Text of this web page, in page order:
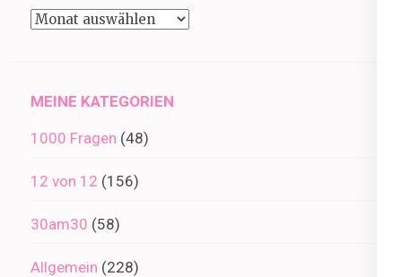
Beiträge
MEINE KATEGORIEN
1000 Fragen (48)
12 von 12 (156)
30am30 (58)
Allgemein (228)